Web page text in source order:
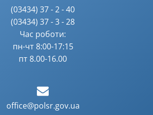
(03434) 37 - 2 - 40
(03434) 37 - 3 - 28
Час роботи:
пн-чт 8:00-17:15
пт 8.00-16.00
office@polsr.gov.ua